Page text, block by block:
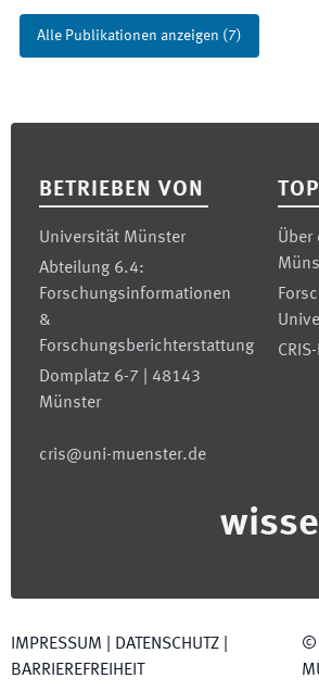
Alle Publikationen anzeigen (7)
BETRIEBEN VON
Universität Münster
Abteilung 6.4:
Forschungsinformationen
&
Forschungsberichterstattung
Domplatz 6-7 | 48143
Münster
cris@uni-muenster.de
Über
IMPRESSUM DATENSCHUTZ
BARRIEREFREIHEIT
©